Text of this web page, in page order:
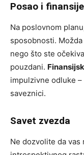
Posao i finansije
Na poslovnom
sposobnosti.
nego što ste
pouzdani.
impulzivne odluke –
saveznici.
Savet zvezda
Ne dozvolite da